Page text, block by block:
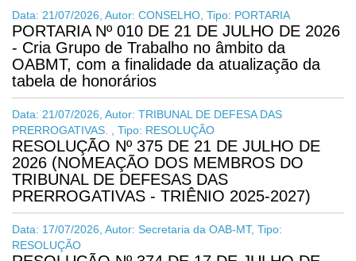
Data: 21/07/2026, Autor: CONSELHO, Tipo: PORTARIA
PORTARIA Nº 010 DE 21 DE JULHO DE 2026
- Cria Grupo de Trabalho no âmbito da
OABMT, com a finalidade da atualização da
tabela de honorários
Data: 21/07/2026, Autor: TRIBUNAL DE DEFESA DAS
PRERROGATIVAS. , Tipo: RESOLUÇÃO
RESOLUÇÃO Nº 375 DE 21 DE JULHO DE
2026 (NOMEAÇÃO DOS MEMBROS DO
TRIBUNAL DE DEFESAS DAS
PRERROGATIVAS - TRIÊNIO 2025-2027)
Data: 17/07/2026, Autor: Secretaria da OAB-MT, Tipo:
RESOLUÇÃO